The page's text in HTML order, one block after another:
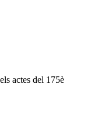
actes del 175è